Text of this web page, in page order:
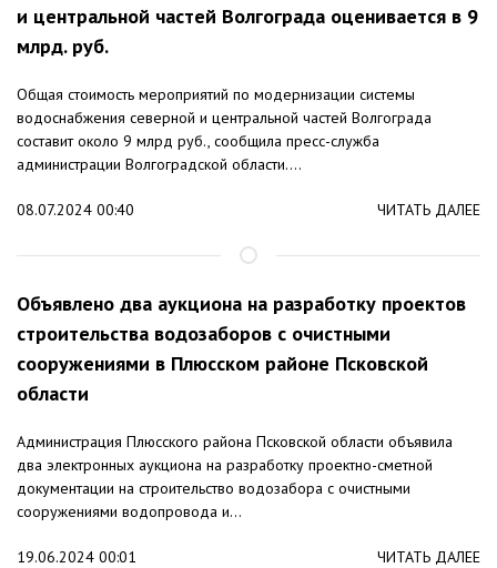
и центральной частей Волгограда оценивается в 9
млрд. руб.
Общая стоимость мероприятий по модернизации системы
водоснабжения северной и центральной частей Волгограда
составит около 9 млрд руб., сообщила пресс-служба
администрации Волгоградской области....
08.07.2024 00:40 ЧИТАТЬ ДАЛЕЕ
Объявлено два аукциона на разработку проектов
строительства водозаборов с очистными
сооружениями в Плюсском районе Псковской
области
Администрация Плюсского района Псковской области объявила
два электронных аукциона на разработку проектно-сметной
документации на строительство водозабора с очистными
сооружениями водопровода и...
19.06.2024 00:01 ЧИТАТЬ ДАЛЕЕ